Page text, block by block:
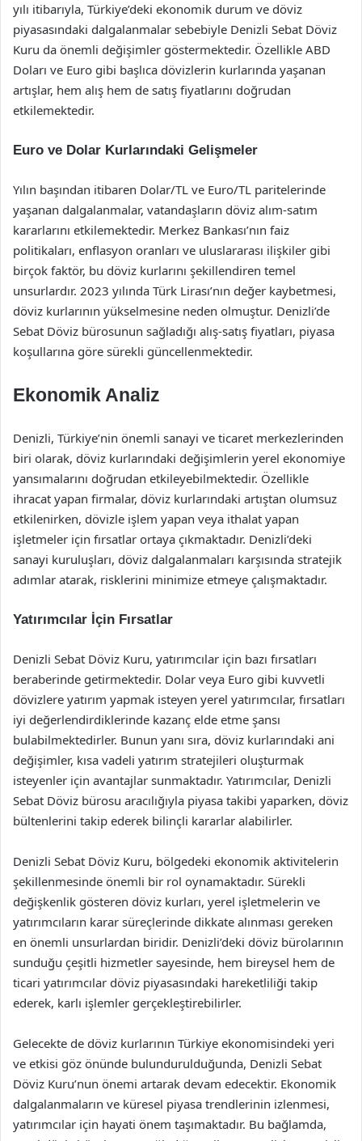
yılı itibarıyla, Türkiye’deki ekonomik durum ve döviz
piyasasındaki dalgalanmalar sebebiyle Denizli Sebat Döviz
Kuru da önemli değişimler göstermektedir. Özellikle ABD
Doları ve Euro gibi başlıca dövizlerin kurlarında yaşanan
artışlar, hem alış hem de satış fiyatlarını doğrudan
etkilemektedir.
Euro ve Dolar Kurlarındaki Gelişmeler
Yılın başından itibaren Dolar/TL ve Euro/TL paritelerinde
yaşanan dalgalanmalar, vatandaşların döviz alım-satım
kararlarını etkilemektedir. Merkez Bankası’nın faiz
politikaları, enflasyon oranları ve uluslararası ilişkiler gibi
birçok faktör, bu döviz kurlarını şekillendiren temel
unsurlardır. 2023 yılında Türk Lirası’nın değer kaybetmesi,
döviz kurlarının yükselmesine neden olmuştur. Denizli’de
Sebat Döviz bürosunun sağladığı alış-satış fiyatları, piyasa
koşullarına göre sürekli güncellenmektedir.
Ekonomik Analiz
Denizli, Türkiye’nin önemli sanayi ve ticaret merkezlerinden
biri olarak, döviz kurlarındaki değişimlerin yerel ekonomiye
yansımalarını doğrudan etkileyebilmektedir. Özellikle
ihracat yapan firmalar, döviz kurlarındaki artıştan olumsuz
etkilenirken, dövizle işlem yapan veya ithalat yapan
işletmeler için fırsatlar ortaya çıkmaktadır. Denizli’deki
sanayi kuruluşları, döviz dalgalanmaları karşısında stratejik
adımlar atarak, risklerini minimize etmeye çalışmaktadır.
Yatırımcılar İçin Fırsatlar
Denizli Sebat Döviz Kuru, yatırımcılar için bazı fırsatları
beraberinde getirmektedir. Dolar veya Euro gibi kuvvetli
dövizlere yatırım yapmak isteyen yerel yatırımcılar, fırsatları
iyi değerlendirdiklerinde kazanç elde etme şansı
bulabilmektedirler. Bunun yanı sıra, döviz kurlarındaki ani
değişimler, kısa vadeli yatırım stratejileri oluşturmak
isteyenler için avantajlar sunmaktadır. Yatırımcılar, Denizli
Sebat Döviz bürosu aracılığıyla piyasa takibi yaparken, döviz
bültenlerini takip ederek bilinçli kararlar alabilirler.
Denizli Sebat Döviz Kuru, bölgedeki ekonomik aktivitelerin
şekillenmesinde önemli bir rol oynamaktadır. Sürekli
değişkenlik gösteren döviz kurları, yerel işletmelerin ve
yatırımcıların karar süreçlerinde dikkate alınması gereken
en önemli unsurlardan biridir. Denizli’deki döviz bürolarının
sunduğu çeşitli hizmetler sayesinde, hem bireysel hem de
ticari yatırımcılar döviz piyasasındaki hareketliliği takip
ederek, karlı işlemler gerçekleştirebilirler.
Gelecekte de döviz kurlarının Türkiye ekonomisindeki yeri
ve etkisi göz önünde bulundurulduğunda, Denizli Sebat
Döviz Kuru’nun önemi artarak devam edecektir. Ekonomik
dalgalanmaların ve küresel piyasa trendlerinin izlenmesi,
yatırımcılar için hayati önem taşımaktadır. Bu bağlamda,